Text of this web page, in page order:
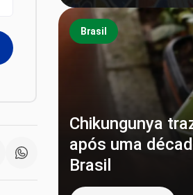
Brasil
Chikungunya
após uma
Brasil